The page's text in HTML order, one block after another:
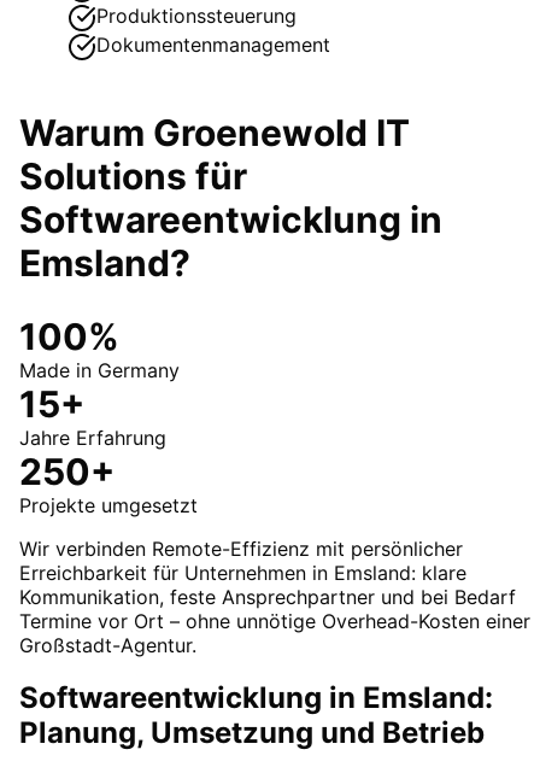
Produktionssteuerung
Dokumentenmanagement
Warum Groenewold IT
Solutions für
Softwareentwicklung in
Emsland?
100%
Made in Germany
15+
Jahre Erfahrung
250+
Projekte umgesetzt
Wir verbinden Remote-Effizienz mit persönlicher
Erreichbarkeit für Unternehmen in Emsland: klare
Kommunikation, feste Ansprechpartner und bei Bedarf
Termine vor Ort – ohne unnötige Overhead-Kosten einer
Großstadt-Agentur.
Softwareentwicklung in Emsland:
Planung, Umsetzung und Betrieb